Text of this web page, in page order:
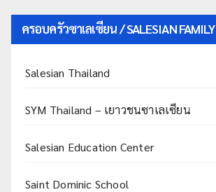
ครอบครัวซาเลเซียน / SALESIAN FAMILY
Salesian Thailand
SYM Thailand – เยาวชนซาเลเซียน
Salesian Education Center
Saint Dominic School